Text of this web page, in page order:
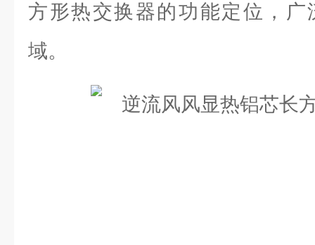
方形热交换器的功能定位，
域。